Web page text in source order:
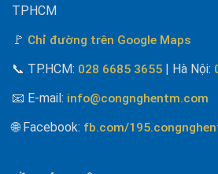
TPHCM
🚩 Chỉ đường trên Google Maps
📞 TP.HCM: 028 6685 3655 | Hà Nội:
📧 E-mail : info@congnghentm.com
🌐 Facebook: fb.com/